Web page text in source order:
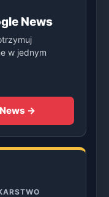
News
w jednym
→